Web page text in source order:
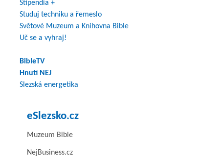
Stipendia +
Studuj techniku a řemeslo
Světové Muzeum a Knihovna Bible
Uč se a vyhraj!
BibleTV
Hnutí NEJ
Slezská energetika
eSlezsko.cz
Muzeum Bible
NejBusiness.cz